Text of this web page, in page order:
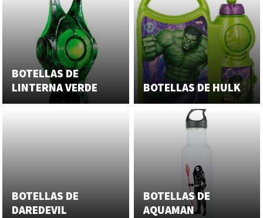
BOTELLAS DE
LINTERNA VERDE
BOTELLAS DE HULK
BOTELLAS DE
DAREDEVIL
BOTELLAS DE
AQUAMAN